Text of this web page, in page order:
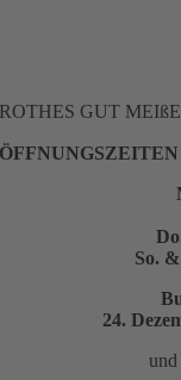
ROTHES GUT
ÖFFNUNGSZEITEN
So.
24.
und